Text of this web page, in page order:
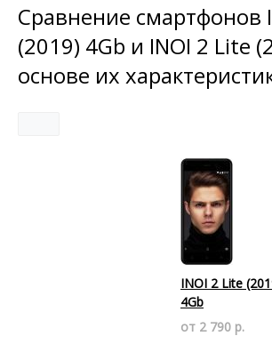
Сравнение смартфонов
(2019) 4Gb и INOI 2 Lite
основе их
INOI 2 Lite
4Gb
от 2 790 р.